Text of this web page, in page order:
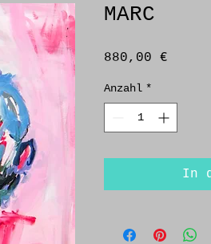
MARC
880,00 €
Anzahl *
In